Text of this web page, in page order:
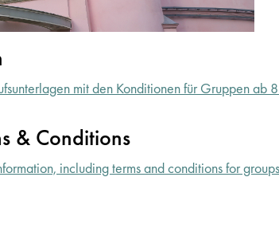
mit den Konditionen für Gruppen ab
& Conditions
including terms and conditions for